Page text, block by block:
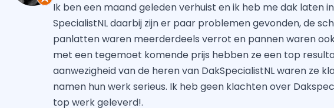
Ik ben een maand geleden verhuist en ik heb me dak laten
SpecialistNL daarbij zijn er paar problemen gevonden, de
panlatten waren meerderdeels verrot en pannen waren
met een tegemoet komende prijs hebben ze een top
aanwezigheid van de heren van DakSpecialistNL waren ze
namen hun werk serieus. Ik heb geen klachten over
top werk geleverd!.